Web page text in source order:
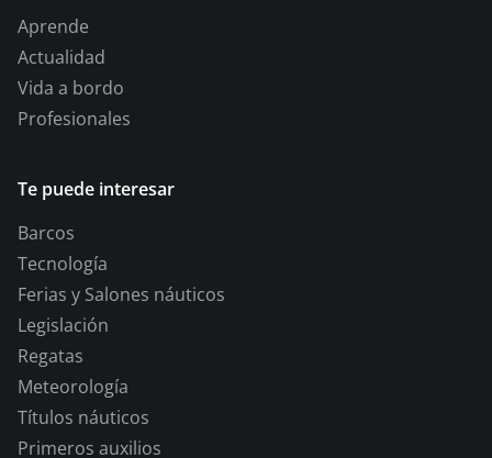
Aprende
Actualidad
Vida a bordo
Profesionales
Te puede interesar
Barcos
Tecnología
Ferias y Salones náuticos
Legislación
Regatas
Meteorología
Títulos náuticos
Primeros auxilios